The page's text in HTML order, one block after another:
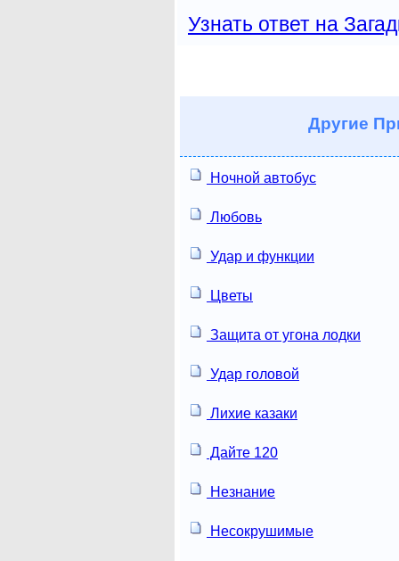
Узнать ответ на
Другие
Ночной автобус
Любовь
Удар и функции
Цветы
Защита от угона лодки
Удар головой
Лихие казаки
Дайте 120
Незнание
Несокрушимые